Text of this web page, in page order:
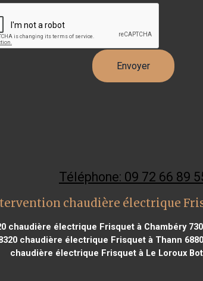
Téléphone: 09 72 66 89
chaudière électrique
chaudière électrique Frisquet à Chambéry
chaudière électrique Frisquet à Thann
chaudière électrique Frisquet à Le Loroux